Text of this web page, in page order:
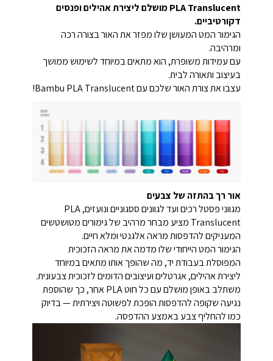
PLA Translucent מושלם ליצירת אהילים ופנסים
דקורטיביים.
הגימור המט המעושן שלו מפזר את האור בצורה רכה
ומרהיבה.
עם עמידות משופרת, הוא מתאים במיוחד לשימוש ממושך
בעיצוב ותאורה לבית.
עצבו את צורת האור שלכם עם Bambu PLA Translucent!
אור רך בהתזה של צבעים
מגווני פסטל רכים ועד לגוונים ססגוניים ונועזים, PLA
Translucent מציע מבחר מרהיב של גימורים מטושטשים
המעניקים להדפסות מראה אלגנטי ומלא חיים.
הגימור המט הייחודי שלו מדמה את מראה הזכוכית
המפוסלת בעבודת יד, מה שהופך אותו מתאים במיוחד
ליצירת אהילים, אגרטלים ועיצובים הדומים לזכוכית צבעונית.
משתלב באופן מושלם עם כל חוט PLA אחר, כך שהוספת
נגיעה שקופה להדפסות הופכת לפשוטה ויצירתית — בדיוק
כמו להחליף צבע באמצע ההדפסה.